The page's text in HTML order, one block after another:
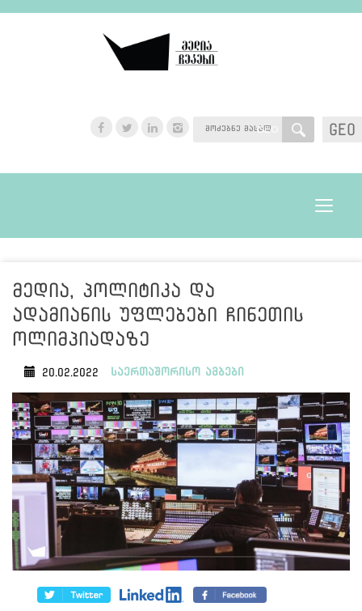
GEO
GEO
Toggle
მედია, პოლიტიკა და
ადამიანის უფლებები ჩინეთის
ოლიმპიადაზე
20.02.2022 საერთაშორისო ამბები